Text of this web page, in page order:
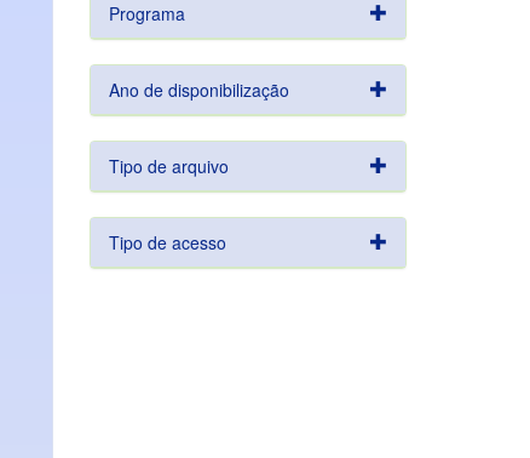
Programa
Ano de disponibilização
Tipo de arquivo
Tipo de acesso